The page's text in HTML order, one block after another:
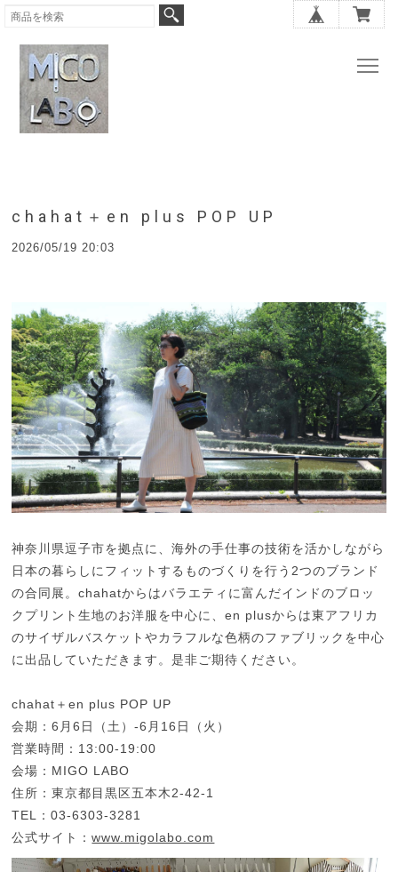
chahat＋en plus POP UP
2026/05/19 20:03
神奈川県逗子市を拠点に、海外の手仕事の技術を活かしながら
日本の暮らしにフィットするものづくりを行う2つのブランド
の合同展。chahatからはバラエティに富んだインドのブロッ
クプリント生地のお洋服を中心に、en plusからは東アフリカ
のサイザルバスケットやカラフルな色柄のファブリックを中心
に出品していただきます。是非ご期待ください。
chahat＋en plus POP UP
会期：6月6日（土）-6月16日（火）
営業時間：13:00-19:00
会場：MIGO LABO
住所：東京都目黒区五本木2-42-1
TEL：03-6303-3281
公式サイト：www.migolabo.com